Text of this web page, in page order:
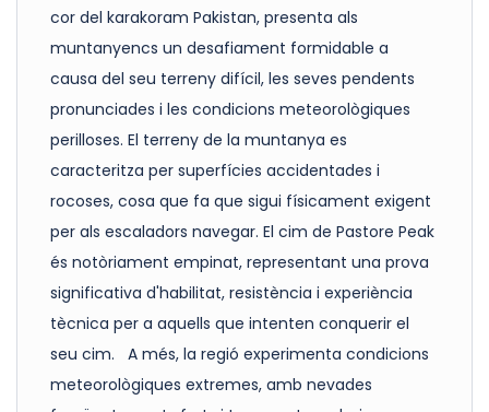
cor del karakoram Pakistan, presenta als
muntanyencs un desafiament formidable a
causa del seu terreny difícil, les seves pendents
pronunciades i les condicions meteorològiques
perilloses. El terreny de la muntanya es
caracteritza per superfícies accidentades i
rocoses, cosa que fa que sigui físicament exigent
per als escaladors navegar. El cim de Pastore Peak
és notòriament empinat, representant una prova
significativa d'habilitat, resistència i experiència
tècnica per a aquells que intenten conquerir el
seu cim. A més, la regió experimenta condicions
meteorològiques extremes, amb nevades